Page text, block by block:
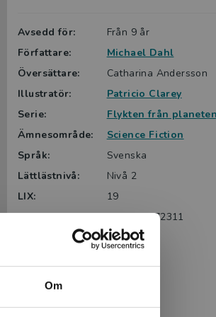
Om
Avsedd för:
Från 9 år
Författare:
Michael Dahl
Översättare:
Catharina Andersson
Illustratör:
Patricio Clarey
Serie:
Flykten från
Ämnesområde:
Science Fiction
Språk:
Svenska
Lättlästnivå:
Nivå 2
LIX:
19
ISBN:
9789179872311
Utgivningsår:
2021
Upplaga: